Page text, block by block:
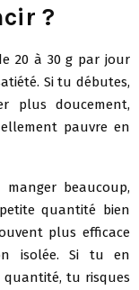
?
20 à 30 g par jour
Si tu débutes,
plus doucement,
pauvre en
manger beaucoup,
quantité bien
plus efficace
isolée. Si tu en
tu risques